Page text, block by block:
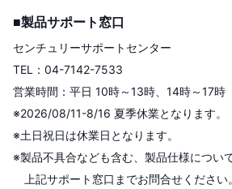
■製品サポート窓口
センチュリーサポートセンター
TEL：04-7142-7533
営業時間：平日 10時～13時、14時～17時
※2026/08/11-8/16 夏季休業となります。
※土日祝日は休業日となります。
※製品不具合なども含む、製品仕様につい
上記サポート窓口までお問合せください。